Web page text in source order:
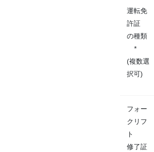
運転免
許証
の種類
*
(複数選
択可)
フォー
クリフ
ト
修了証